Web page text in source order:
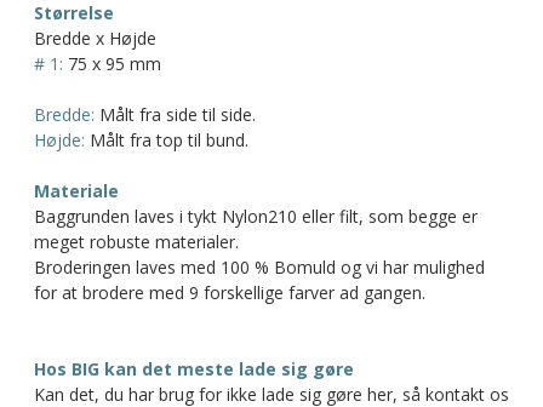
Størrelse
Bredde x Højde
# 1: 75 x 95 mm
Bredde: Målt fra side til side.
Højde: Målt fra top til bund.
Materiale
Baggrunden laves i tykt Nylon210 eller filt, som begge er
meget robuste materialer.
Broderingen laves med 100 % Bomuld og vi har mulighed
for at brodere med 9 forskellige farver ad gangen.
Hos BIG kan det meste lade sig gøre
Kan det, du har brug for ikke lade sig gøre her, så kontakt os